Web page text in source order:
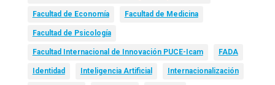
Facultad de Economía Facultad de Medicina
Facultad de Psicología
Facultad Internacional de Innovación PUCE-Icam FADA
Identidad Inteligencia Artificial Internacionalización